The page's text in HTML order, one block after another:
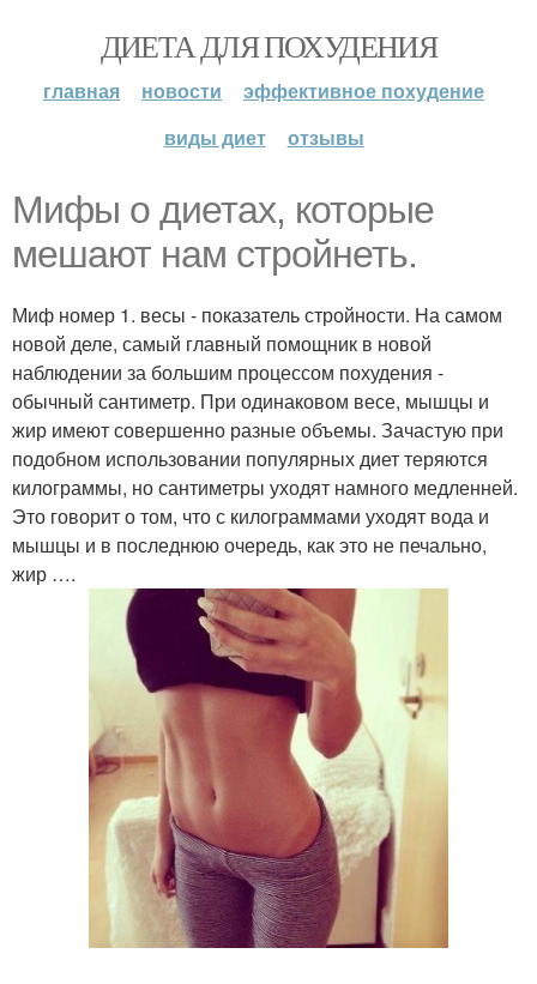
ДИЕТА ДЛЯ ПОХУДЕНИЯ
главная новости
эффективное похудение
виды диет
отзывы
Мифы о диетах, которые
мешают нам стройнеть.
Миф номер 1. весы - показатель стройности. На самом
новой деле, самый главный помощник в новой
наблюдении за большим процессом похудения -
обычный сантиметр. При одинаковом весе, мышцы и
жир имеют совершенно разные объемы. Зачастую при
подобном использовании популярных диет теряются
килограммы, но сантиметры уходят намного медленней.
Это говорит о том, что с килограммами уходят вода и
мышцы и в последнюю очередь, как это не печально,
жир ….